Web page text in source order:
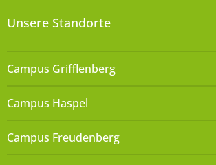
Unsere Standorte
Campus Grifflenberg
Campus Haspel
Campus Freudenberg